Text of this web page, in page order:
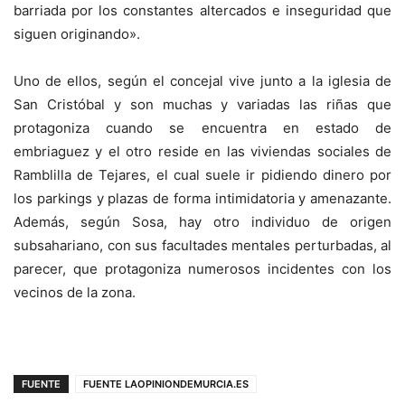
barriada por los constantes altercados e inseguridad que
siguen originando».
Uno de ellos, según el concejal vive junto a la iglesia de
San Cristóbal y son muchas y variadas las riñas que
protagoniza cuando se encuentra en estado de
embriaguez y el otro reside en las viviendas sociales de
Ramblilla de Tejares, el cual suele ir pidiendo dinero por
los parkings y plazas de forma intimidatoria y amenazante.
Además, según Sosa, hay otro individuo de origen
subsahariano, con sus facultades mentales perturbadas, al
parecer, que protagoniza numerosos incidentes con los
vecinos de la zona.
FUENTE FUENTE LAOPINIONDEMURCIA.ES